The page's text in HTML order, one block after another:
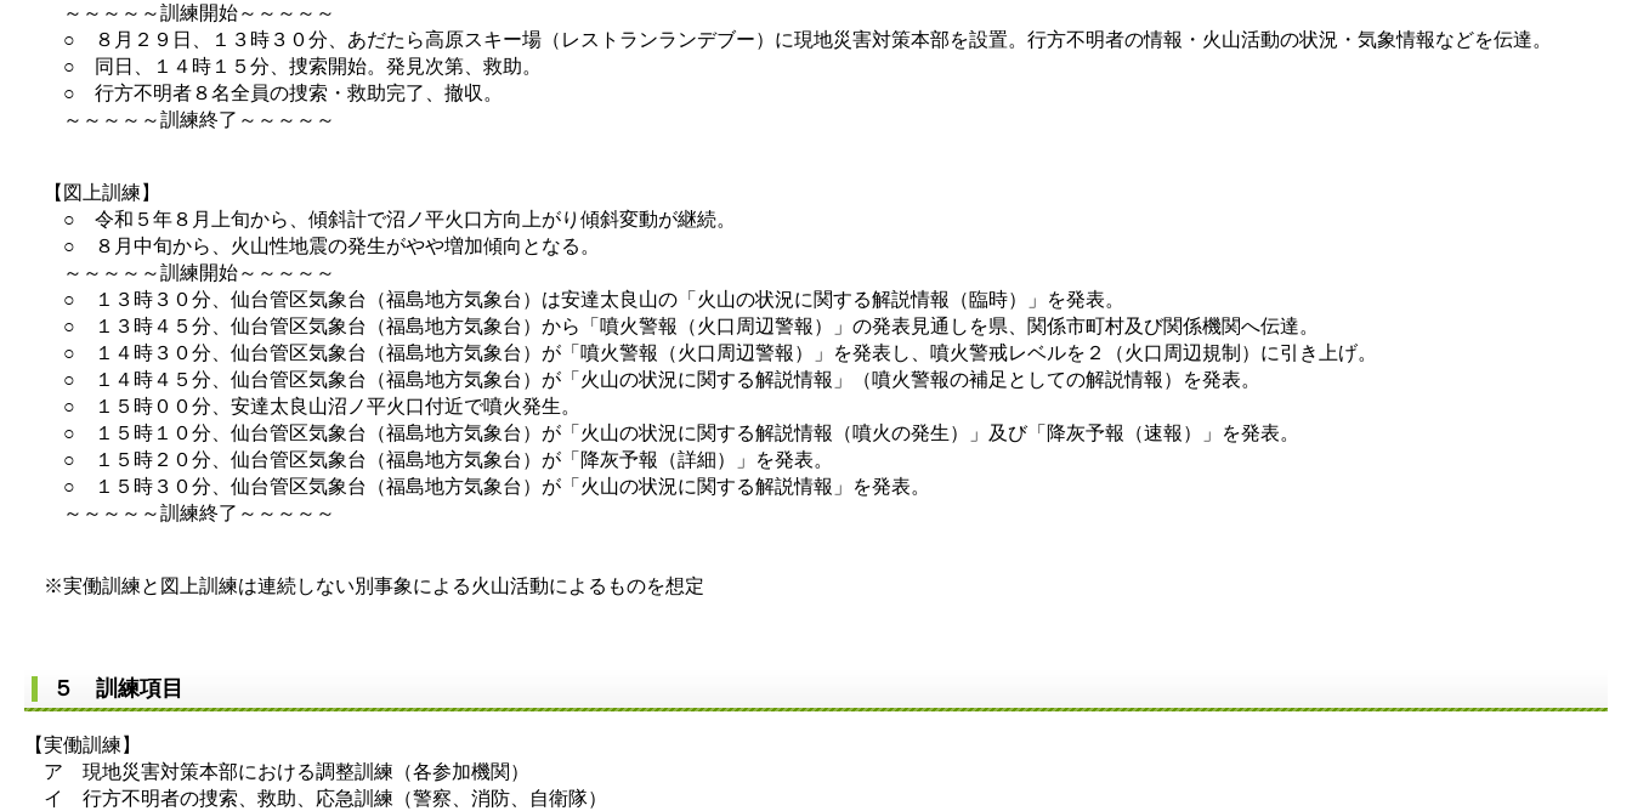
～～～～～訓練開始～～～～～
○ ８月２９日、１３時３０分、あだたら高原スキー場（レストランランデブー）に現地災害対策本部を設置。行方不明者の情報・火山活動の状況・気象情報などを伝達。
○ 同日、１４時１５分、捜索開始。発見次第、救助。
○ 行方不明者８名全員の捜索・救助完了、撤収。
～～～～～訓練終了～～～～～
​ 【図上訓練】
○ 令和５年８月上旬から、傾斜計で沼ノ平火口方向上がり傾斜変動が継続。
○ ８月中旬から、火山性地震の発生がやや増加傾向となる。
～～～～～訓練開始～～～～～
○ １３時３０分、仙台管区気象台（福島地方気象台）は安達太良山の「火山の状況に関する解説情報（臨時）」を発表。
○ １３時４５分、仙台管区気象台（福島地方気象台）から「噴火警報（火口周辺警報）」の発表見通しを県、関係市町村及び関係機関へ伝達。
○ １４時３０分、仙台管区気象台（福島地方気象台）が「噴火警報（火口周辺警報）」を発表し、噴火警戒レベルを２（火口周辺規制）に引き上げ。
○ １４時４５分、仙台管区気象台（福島地方気象台）が「火山の状況に関する解説情報」（噴火警報の補足としての解説情報）を発表。
○ １５時００分、安達太良山沼ノ平火口付近で噴火発生。
○ １５時１０分、仙台管区気象台（福島地方気象台）が「火山の状況に関する解説情報（噴火の発生）」及び「降灰予報（速報）」を発表。
○ １５時２０分、仙台管区気象台（福島地方気象台）が「降灰予報（詳細）」を発表。
○ １５時３０分、仙台管区気象台（福島地方気象台）が「火山の状況に関する解説情報」を発表。
～～～～～訓練終了～～～～～
※実働訓練と図上訓練は連続しない別事象による火山活動によるものを想定
５ 訓練項目
【実働訓練】
ア 現地災害対策本部における調整訓練（各参加機関）
イ 行方不明者の捜索、救助、応急訓練（警察、消防、自衛隊）